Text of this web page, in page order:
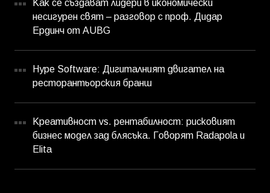
Как се създават лидери в икономически
несигурен свят – разговор с проф. Дидар
Ердинч от AUBG
Hype Software: Дигиталният двигател на
ресторантьорския бранш
Креативност vs. рентабилност: рисковият
бизнес модел зад блясъка. Говорят Radapola и
Elita